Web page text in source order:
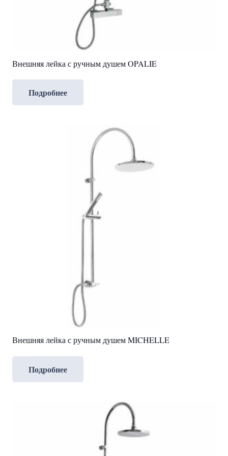
Внешняя лейка с ручным душем OPALIE
Подробнее
Внешняя лейка с ручным душем MICHELLE
Подробнее